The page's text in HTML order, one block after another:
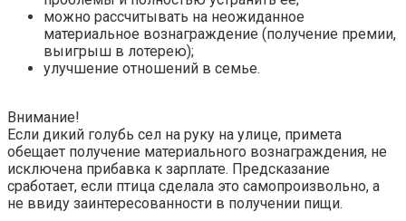
можно рассчитывать на неожиданное
материальное вознаграждение (получение премии,
выигрыш в лотерею);
улучшение отношений в семье.
Внимание!
Если дикий голубь сел на руку на улице, примета
обещает получение материального вознаграждения, не
исключена прибавка к зарплате. Предсказание
сработает, если птица сделала это самопроизвольно, а
не ввиду заинтересованности в получении пищи.